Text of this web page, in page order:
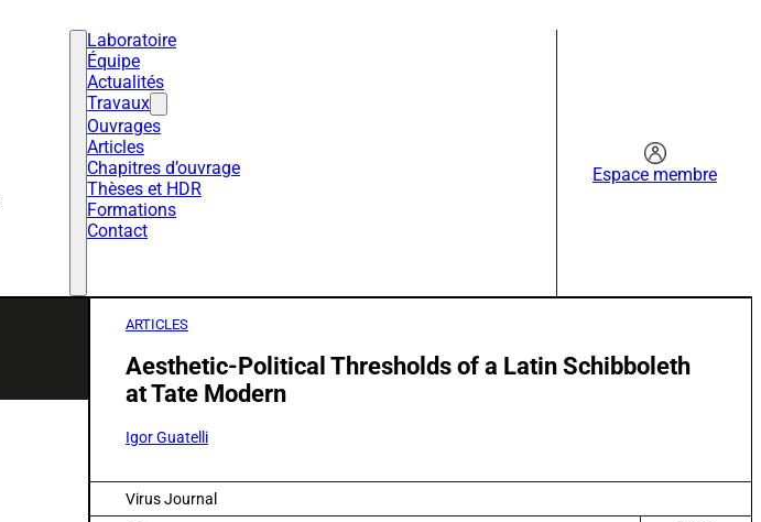
Laboratoire
Équipe
Actualités
Travaux
Ouvrages
Articles
Chapitres d’ouvrage
Thèses et HDR
Formations
Contact
Espace membre
ARTICLES
Aesthetic-Political Thresholds of a Latin Schibboleth
at Tate Modern
Igor Guatelli
Virus Journal